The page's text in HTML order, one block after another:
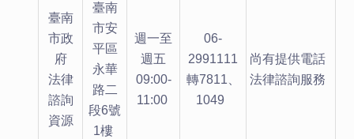
臺南
市政
府
法律
諮詢
資源
臺南
市安
平區
永華
路二
段6號
1樓
週一至
週五
09:00-
11:00
06-
2991111
轉7811、
1049
尚有提供電話
法律諮詢服務